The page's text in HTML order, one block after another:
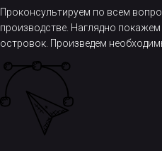
Проконсультируем по всем
производстве. Наглядно покажем
островок. Произведем